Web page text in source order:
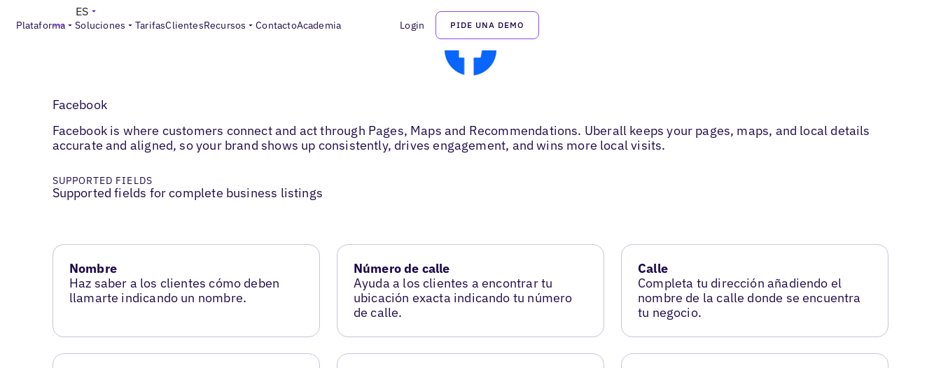
Plataforma Soluciones TarifasClientesRecursos ContactoAcademia Login PIDE UNA DEMO
ES
Facebook
Facebook is where customers connect and act through Pages, Maps and Recommendations. Uberall keeps your pages, maps, and local details
accurate and aligned, so your brand shows up consistently, drives engagement, and wins more local visits.
SUPPORTED FIELDS
Supported fields for complete business listings
Nombre
Haz saber a los clientes cómo deben
llamarte indicando un nombre.
Número de calle
Ayuda a los clientes a encontrar tu
ubicación exacta indicando tu número
de calle.
Calle
Completa tu dirección añadiendo el
nombre de la calle donde se encuentra
tu negocio.